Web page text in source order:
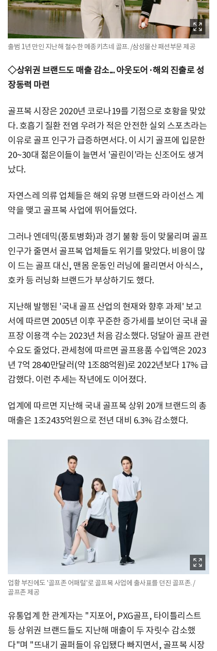
출범 1년 만인 지난해 철수한 메종키츠네 골프. /삼성물산 패션부문 제공
◇상위권 브랜드도 매출 감소... 아웃도어·해외 진출로 성
장동력 마련
골프복 시장은 2020년 코로나19를 기점으로 호황을 맞았
다. 호흡기 질환 전염 우려가 적은 안전한 실외 스포츠라는
이유로 골프 인구가 급증하면서다. 이 시기 골프에 입문한
20~30대 젊은이들이 늘면서 '골린이'라는 신조어도 생겨
났다.
자연스레 의류 업체들은 해외 유명 브랜드와 라이선스 계
약을 맺고 골프복 사업에 뛰어들었다.
그러나 엔데믹(풍토병화)과 경기 불황 등이 맞물리며 골프
인구가 줄면서 골프복 업체들도 위기를 맞았다. 비용이 많
이 드는 골프 대신, 맨몸 운동인 러닝에 몰리면서 아식스,
호카 등 러닝화 브랜드가 부상하기도 했다.
지난해 발행된 '국내 골프 산업의 현재와 향후 과제' 보고
서에 따르면 2005년 이후 꾸준한 증가세를 보이던 국내 골
프장 이용객 수는 2023년 처음 감소했다. 덩달아 골프 관련
수요도 줄었다. 관세청에 따르면 골프용품 수입액은 2023
년 7억 2840만달러(약 1조88억원)로 2022년보다 17% 급
감했다. 이런 추세는 작년에도 이어졌다.
업계에 따르면 지난해 국내 골프복 상위 20개 브랜드의 총
매출은 1조2435억원으로 전년 대비 6.3% 감소했다.
업황 부진에도 '골프존 어패럴'로 골프복 사업에 출사표를 던진 골프존. /
골프존 제공
유통업계 한 관계자는 "지포어, PXG골프, 타이틀리스트
등 상위권 브랜드들도 지난해 매출이 두 자릿수 감소했
다"며 "뜨내기 골퍼들이 유입됐다 빠지면서, 골프복 시장